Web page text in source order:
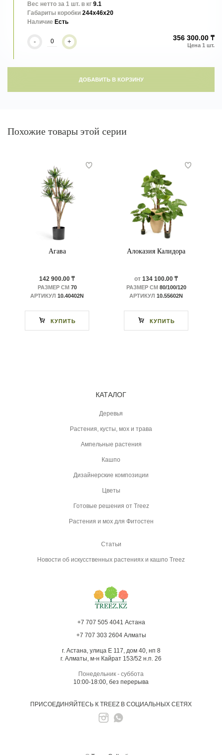
Вес нетто за 1 шт. в кг 9.1
Габариты коробки 244x46x20
Наличие Есть
- + 356 300.00 ₸
ДОБАВИТЬ В КОРЗИНУ
Похожие товары этой серии
Агава
142 900.00 ₸
РАЗМЕР СМ70
АРТИКУЛ 10.40402N
КУПИТЬ
Алоказия Калидора
от 134 100.00 ₸
РАЗМЕР СМ80/100/120
АРТИКУЛ 10.55602N
КУПИТЬ
КАТАЛОГ
Деревья
Растения, кусты, мох и трава
Ампельные растения
Кашпо
Дизайнерские композиции
Цветы
Готовые решения от Treez
Растения и мох для Фитостен
Статьи
Новости об искусственных растениях и кашпо Treez
+7 707 505 4041 Астана
+7 707 303 2604 Алматы
г. Астана, улица Е 117, дом 40, нп 8
г. Алматы, м-н Кайрат 153/52 н.п. 26
Понедельник - суббота
10:00-18:00, без перерыва
ПРИСОЕДИНЯЙТЕСЬ К TREEZ В СОЦИАЛЬНЫХ СЕТЯХ